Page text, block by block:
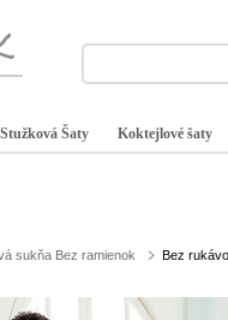
Stužková Šaty Koktejlové šaty
sukňa Bez ramienok Bez